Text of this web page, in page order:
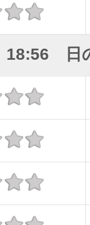
18:56 日